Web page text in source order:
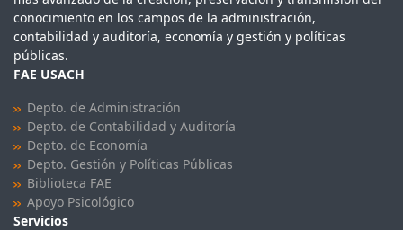
conocimiento en los campos de la administración,
contabilidad y auditoría, economía y gestión y políticas
públicas.
FAE USACH
Depto. de Administración
Depto. de Contabilidad y Auditoría
Depto. de Economía
Depto. Gestión y Políticas Públicas
Biblioteca FAE
Apoyo Psicológico
Servicios